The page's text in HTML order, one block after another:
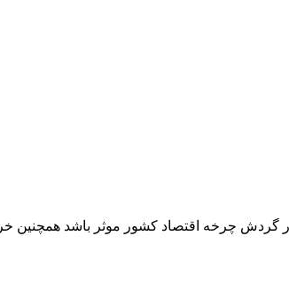
گردش چرخه اقتصاد کشور موثر باشد همچنین